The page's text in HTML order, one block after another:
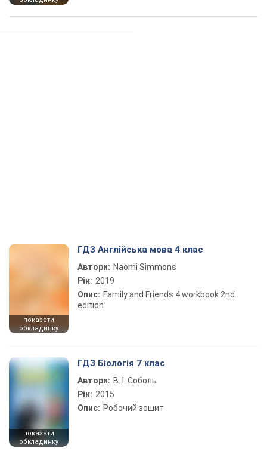
показати
обкладинку
ГДЗ Англійська мова 4 клас
Автори: Naomi Simmons
Рік: 2019
Опис: Family and Friends 4 workbook 2nd
edition
показати
обкладинку
ГДЗ Біологія 7 клас
Автори: В. І. Соболь
Рік: 2015
Опис: Робочий зошит